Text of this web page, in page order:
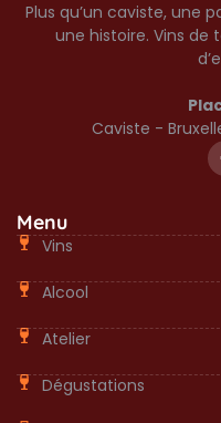
Plus qu’un caviste, une
une histoire. Vins de
Caviste -
Menu
Vins
Alcool
Atelier
Dégustations